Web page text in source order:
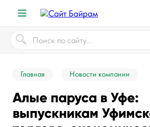
Главная Новости компании
Алые паруса в Уфе:
выпускникам